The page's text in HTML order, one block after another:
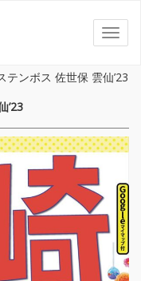
テンボス 佐世保 雲仙’23
’23